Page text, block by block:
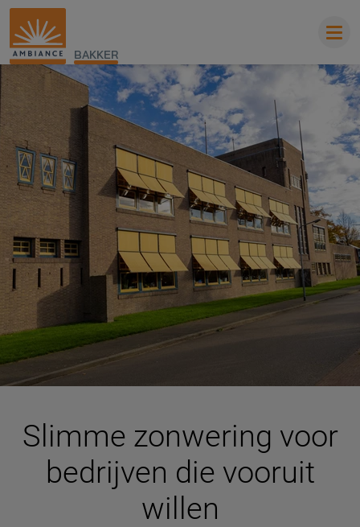
BAKKER
Slimme zonwering voor
bedrijven die vooruit
willen